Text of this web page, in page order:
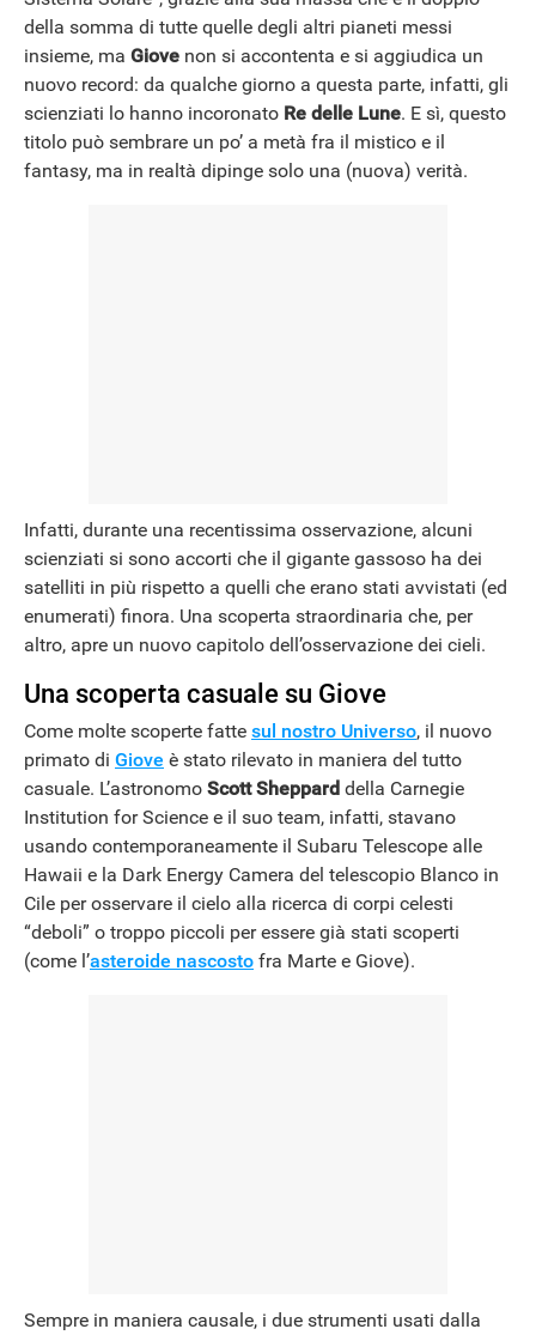
della somma di tutte quelle degli altri pianeti messi
insieme, ma Giove non si accontenta e si aggiudica un
nuovo record: da qualche giorno a questa parte, infatti, gli
scienziati lo hanno incoronato Re delle Lune. E sì, questo
titolo può sembrare un po’ a metà fra il mistico e il
fantasy, ma in realtà dipinge solo una (nuova) verità.
Infatti, durante una recentissima osservazione, alcuni
scienziati si sono accorti che il gigante gassoso ha dei
satelliti in più rispetto a quelli che erano stati avvistati (ed
enumerati) finora. Una scoperta straordinaria che, per
altro, apre un nuovo capitolo dell’osservazione dei cieli.
Una scoperta casuale su Giove
Come molte scoperte fatte sul nostro Universo, il nuovo
primato di Giove è stato rilevato in maniera del tutto
casuale. L’astronomo Scott Sheppard della Carnegie
Institution for Science e il suo team, infatti, stavano
usando contemporaneamente il Subaru Telescope alle
Hawaii e la Dark Energy Camera del telescopio Blanco in
Cile per osservare il cielo alla ricerca di corpi celesti
“deboli” o troppo piccoli per essere già stati scoperti
(come l’asteroide nascosto fra Marte e Giove).
Sempre in maniera causale, i due strumenti usati dalla